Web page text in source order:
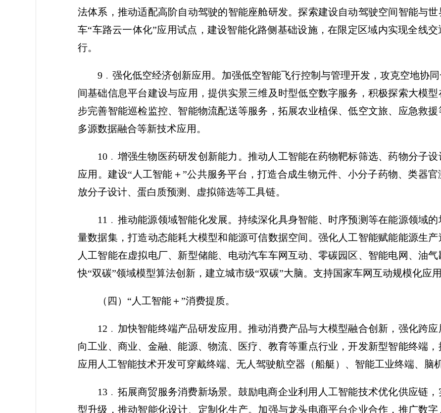
法体系，推动适配高阶自动驾驶的智能座舱研发。探索建设自动驾驶空间智能与
车“车路云一体化”应用试点，建设智能化路侧基础设施，在限定区域内实现全线
行。
9﹒强化低空经济创新应用。加强低空智能飞行控制与管理开发，攻克空地协
间基础信息平台建设与应用，提供实景三维及时型低空数字服务，积极探索大模
步完善智能巡检监控、智能物流配送等服务，拓展农业植保、低空文旅、应急救援
多源数据融合等新技术应用。
10﹒增强生物医药研发创新能力。推动人工智能在药物靶标筛选、药物分子
应用。建设“人工智能＋”公共服务平台，打造合成生物元件、小分子药物、类器
放分子设计、蛋白质预测、虚拟筛选等工具链。
11﹒推动能源领域智能化发展。持续深化具身智能、时序预测等在能源领域
量数据集，打造动态能耗大模型和能源可信数据空间。强化人工智能赋能能源生
人工智能在虚拟电厂、新型储能、电动汽车车网互动、零碳园区、智能电网、油
快“双碳”领域模型算法创新，建立城市级“双碳”大脑。支持国家车网互动规模化应
（四）“人工智能＋”消费提质。
12﹒加快智能终端产品研发应用。推动消费产品与大模型融合创新，强化跨
向工业、商业、金融、能源、物流、医疗、教育等重点行业，开发新型智能终端，
应用人工智能技术开发可穿戴终端、无人驾驶航空器（船艇）、智能工业终端、脑
13﹒拓展商贸服务消费新场景。鼓励电商企业利用人工智能技术优化供应链
型升级，推动智能化设计、定制化生产。加强与龙头电商平台企业合作，推广数